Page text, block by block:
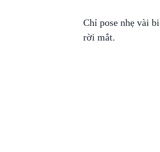
Chỉ pose nhẹ vài
rời mắt.